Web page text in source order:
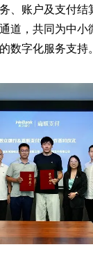
、账户及支付结
道，共同为中小
数字化服务支持。